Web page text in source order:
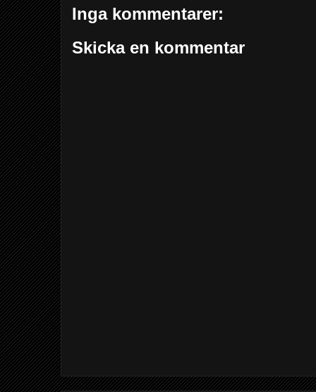
Inga kommentarer:
Skicka en kommentar